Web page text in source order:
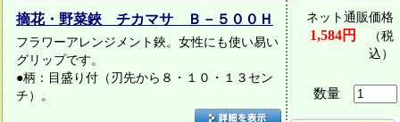
摘花・野菜鋏 チカマサ Ｂ－５００Ｈ
フラワーアレンジメント鋏。女性にも使い易い
グリップです。
●柄：目盛り付（刃先から８・１０・１３セン
チ）。
ネット通販価格
1,584円
（税
込）
数量